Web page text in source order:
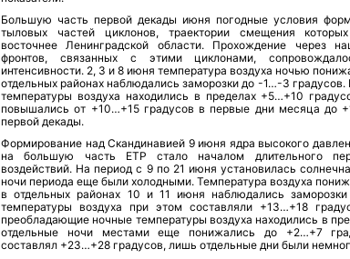
Большую часть первой декады июня погодные условия
тыловых частей циклонов, траектории смещения
восточнее Ленинградской области. Прохождение через
фронтов, связанных с этими циклонами,
интенсивности. 2, 3 и 8 июня температура воздуха ночью
отдельных районах наблюдались заморозки до -1…-3 градусов.
температуры воздуха находились в пределах +5…+10
повышались от +10…+15 градусов в первые дни месяца до
первой декады.
Формирование над Скандинавией 9 июня ядра высокого
на большую часть ЕТР стало началом длительного
воздействий. На период с 9 по 21 июня установилась
ночи периода еще были холодными. Температура воздуха
в отдельных районах 10 и 11 июня наблюдались
температуры воздуха при этом составляли +13…+18
преобладающие ночные температуры воздуха находились в
отдельные ночи местами еще понижались до +2…+7
составлял +23…+28 градусов, лишь отдельные дни были